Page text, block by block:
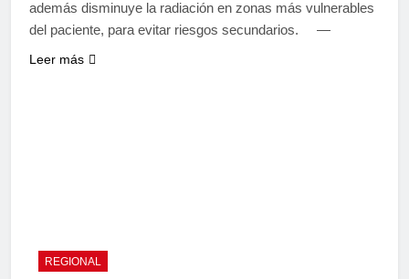
además disminuye la radiación en zonas más vulnerables
del paciente, para evitar riesgos secundarios. —
Leer más
REGIONAL